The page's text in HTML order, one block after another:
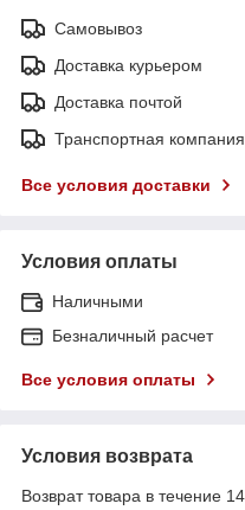
Самовывоз
Доставка курьером
Доставка почтой
Транспортная компания
Все условия доставки
Условия оплаты
Наличными
Безналичный расчет
Все условия оплаты
Условия возврата
Возврат товара в течение